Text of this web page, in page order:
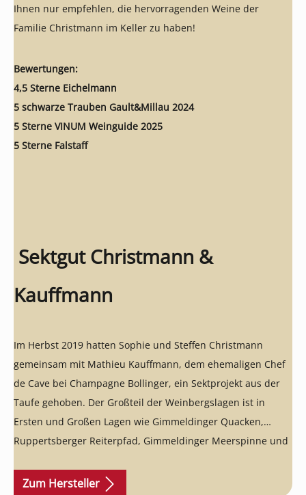
Ihnen nur empfehlen, die hervorragenden Weine der
Familie Christmann im Keller zu haben!
Bewertungen:
4,5 Sterne Eichelmann
5 schwarze Trauben Gault&Millau 2024
5 Sterne VINUM Weinguide 2025
5 Sterne Falstaff
Sektgut Christmann &
Kauffmann
Im Herbst 2019 hatten Sophie und Steffen Christmann
gemeinsam mit Mathieu Kauffmann, dem ehemaligen Chef
de Cave bei Champagne Bollinger, ein Sektprojekt aus der
Taufe gehoben. Der Großteil der Weinbergslagen ist in
Ersten und Großen Lagen wie Gimmeldinger Quacken,
Ruppertsberger Reiterpfad, Gimmeldinger Meerspinne und
Schaumweine definiert: ideale Weinberge, Böden, Reben
Zum Hersteller